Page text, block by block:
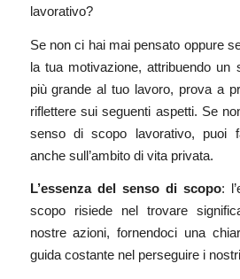
lavorativo?
Se non ci hai mai pensato oppure
la tua motivazione, attribuendo un
più grande al tuo lavoro, prova a
riflettere sui seguenti aspetti. Se
senso di scopo lavorativo, puoi
anche sull’ambito di vita privata.
L’essenza del senso di scopo:
scopo risiede nel trovare
nostre azioni, fornendoci una
guida costante nel perseguire i